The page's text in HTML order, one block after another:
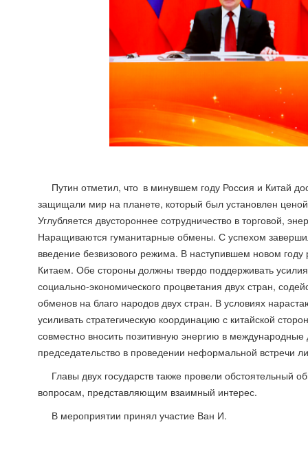
Путин отметил, что в минувшем году Россия и Китай
защищали мир на планете, который был установлен
Углубляется двустороннее сотрудничество в торговой,
Наращиваются гуманитарные обмены. С успехом
введение безвизового режима. В наступившем новом
Китаем. Обе стороны должны твердо поддерживать
социально-экономического процветания двух стран,
обменов на благо народов двух стран. В условиях
усиливать стратегическую координацию с китайской
совместно вносить позитивную энергию в международные
председательство в проведении неформальной
Главы двух государств также провели
вопросам, представляющим взаимный интерес.
В мероприятии принял участие Ван И.